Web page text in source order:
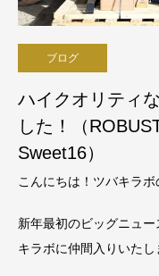
ブログ
ハイクオリティ
した！（
Sweet16）
こんにちは！ツバキラボ
新年最初のビッグニュ
キラボに仲間入りいたし